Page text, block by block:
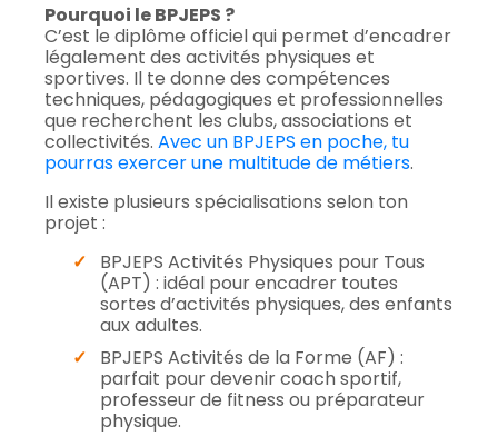
Pourquoi le BPJEPS ?
C’est le diplôme officiel qui permet d’encadrer
légalement des activités physiques et
sportives. Il te donne des compétences
techniques, pédagogiques et professionnelles
que recherchent les clubs, associations et
collectivités. Avec un BPJEPS en poche, tu
pourras exercer une multitude de métiers.
Il existe plusieurs spécialisations selon ton
projet :
BPJEPS Activités Physiques pour Tous
(APT) : idéal pour encadrer toutes
sortes d’activités physiques, des enfants
aux adultes.
BPJEPS Activités de la Forme (AF) :
parfait pour devenir coach sportif,
professeur de fitness ou préparateur
physique.